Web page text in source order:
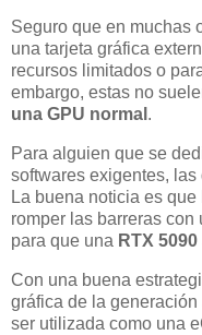
Seguro que en muchas
una tarjeta gráfica
recursos limitados o
embargo, estas no
una GPU normal .
Para alguien que se
softwares exigentes,
La buena noticia es
romper las barreras
para que una RTX
Con una buena
gráfica de la
ser utilizada como una